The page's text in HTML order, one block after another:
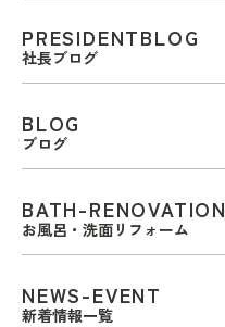
PRESIDENTBLOG
社長ブログ
BLOG
ブログ
BATH-RENOVATION
お風呂・洗面リフォーム
NEWS-EVENT
新着情報一覧